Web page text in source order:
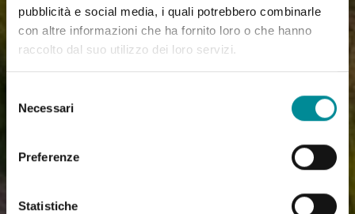
pubblicità e social media, i quali potrebbero combinarle
con altre informazioni che ha fornito loro o che hanno
raccolto dal suo utilizzo dei loro servizi.
delNecessari
Preferenze
Statistiche